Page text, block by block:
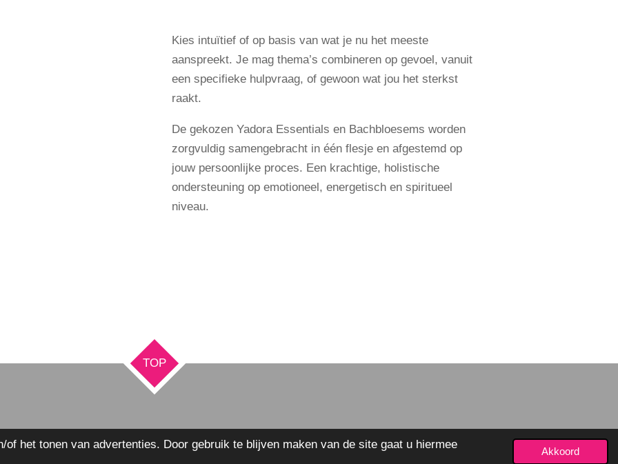
het tonen van advertenties. Door gebruik te blijven maken van de site gaat u hiermee
Akkoord
Kies intuïtief of op basis van wat je nu het meeste
aanspreekt. Je mag thema’s combineren op gevoel, vanuit
een specifieke hulpvraag, of gewoon wat jou het sterkst
raakt.
De gekozen Yadora Essentials en Bachbloesems worden
zorgvuldig samengebracht in één flesje en afgestemd op
jouw persoonlijke proces. Een krachtige, holistische
ondersteuning op emotioneel, energetisch en spiritueel
niveau.
TOP